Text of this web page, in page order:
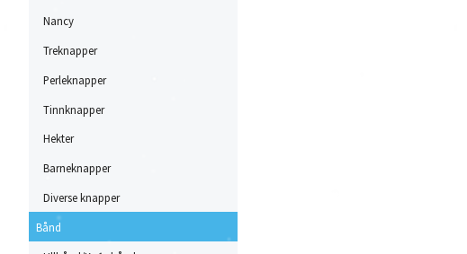
Nancy
Treknapper
Perleknapper
Tinnknapper
Hekter
Barneknapper
Diverse knapper
Bånd